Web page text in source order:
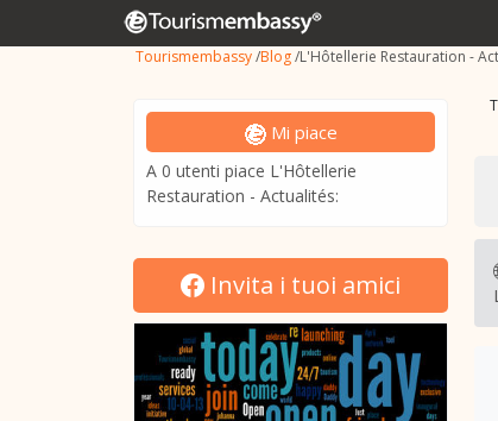
Tourismembassy/Blog/L'Hôtellerie Restauration -
Mi piace
A 0 utenti piace L'Hôtellerie
Restauration - Actualités:
Invita i tuoi amici